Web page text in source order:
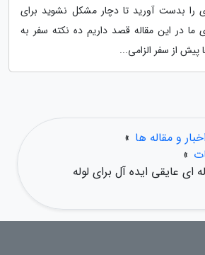
را بدست آورید تا دچار مشکل نشوید برای
ما در این مقاله قصد داریم ده نکته سفر به
پیش از سفر الزامی...
و مقاله ها »
»
ای عایقی ایده آل برای لوله